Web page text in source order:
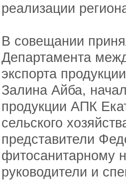
реализации
В совещании
Департамента
экспорта
Залина Айба,
продукции АПК
сельского
представители
фитосанитарному
руководители и